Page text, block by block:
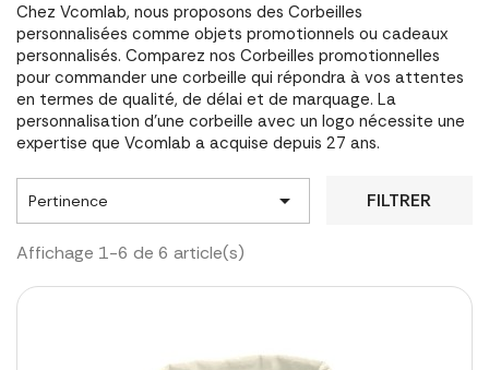
Chez Vcomlab, nous proposons des Corbeilles
personnalisées comme objets promotionnels ou cadeaux
personnalisés. Comparez nos Corbeilles promotionnelles
pour commander une corbeille qui répondra à vos attentes
en termes de qualité, de délai et de marquage. La
personnalisation d'une corbeille avec un logo nécessite une
expertise que Vcomlab a acquise depuis 27 ans.
Pertinence  FILTRER
Affichage 1-6 de 6 article(s)